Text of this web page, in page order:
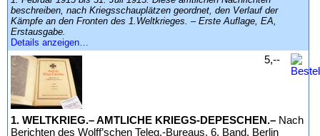
beschreiben, nach Kriegsschauplätzen geordnet, den Verlauf der
Kämpfe an den Fronten des 1.Weltkrieges. – Erste Auflage, EA,
Erstausgabe.
Details anzeigen…
1. WELTKRIEG.– AMTLICHE KRIEGS-DEPESCHEN.– Nach
Berichten des Wolff’schen Teleg.-Bureaus. 6. Band. Berlin
5,--